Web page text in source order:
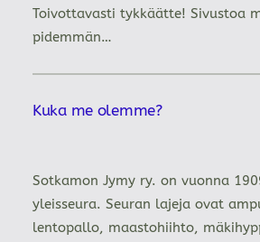
Toivottavasti tykkäätte! Sivustoa
pidemmän…
Kuka me olemme?
Sotkamon Jymy ry. on vuonna
yleisseura. Seuran lajeja ovat
lentopallo, maastohiihto,